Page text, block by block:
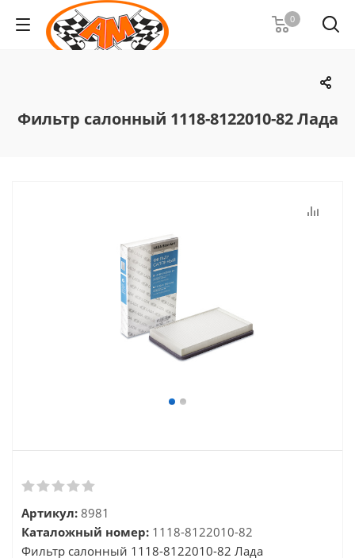
0
Фильтр салонный 1118-8122010-82 Лада
Артикул: 8981
Каталожный номер: 1118-8122010-82
Фильтр салонный 1118-8122010-82 Лада